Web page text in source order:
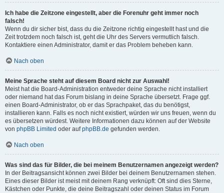
Ich habe die Zeitzone eingestellt, aber die Forenuhr geht immer noch
falsch!
Wenn du dir sicher bist, dass du die Zeitzone richtig eingestellt hast und die
Zeit trotzdem noch falsch ist, geht die Uhr des Servers vermutlich falsch.
Kontaktiere einen Administrator, damit er das Problem beheben kann.
Nach oben
Meine Sprache steht auf diesem Board nicht zur Auswahl!
Meist hat die Board-Administration entweder deine Sprache nicht installiert
oder niemand hat das Forum bislang in deine Sprache übersetzt. Frage ggf.
einen Board-Administrator, ob er das Sprachpaket, das du benötigst,
installieren kann. Falls es noch nicht existiert, würden wir uns freuen, wenn du
es übersetzen würdest. Weitere Informationen dazu können auf der Website
von phpBB Limited oder aufphpBB.de gefunden werden.
Nach oben
Was sind das für Bilder, die bei meinem Benutzernamen angezeigt werden?
In der Beitragsansicht können zwei Bilder bei deinem Benutzernamen stehen.
Eines dieser Bilder ist meist mit deinem Rang verknüpft: Oft sind dies Sterne,
Kästchen oder Punkte, die deine Beitragszahl oder deinen Status im Forum